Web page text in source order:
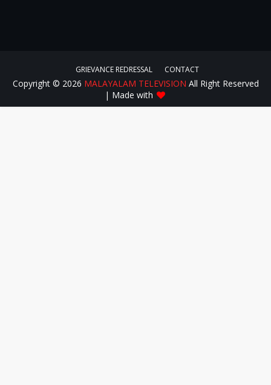
GRIEVANCE REDRESSAL CONTACT
Copyright © 2026 MALAYALAM TELEVISION All Right Reserved
| Made with